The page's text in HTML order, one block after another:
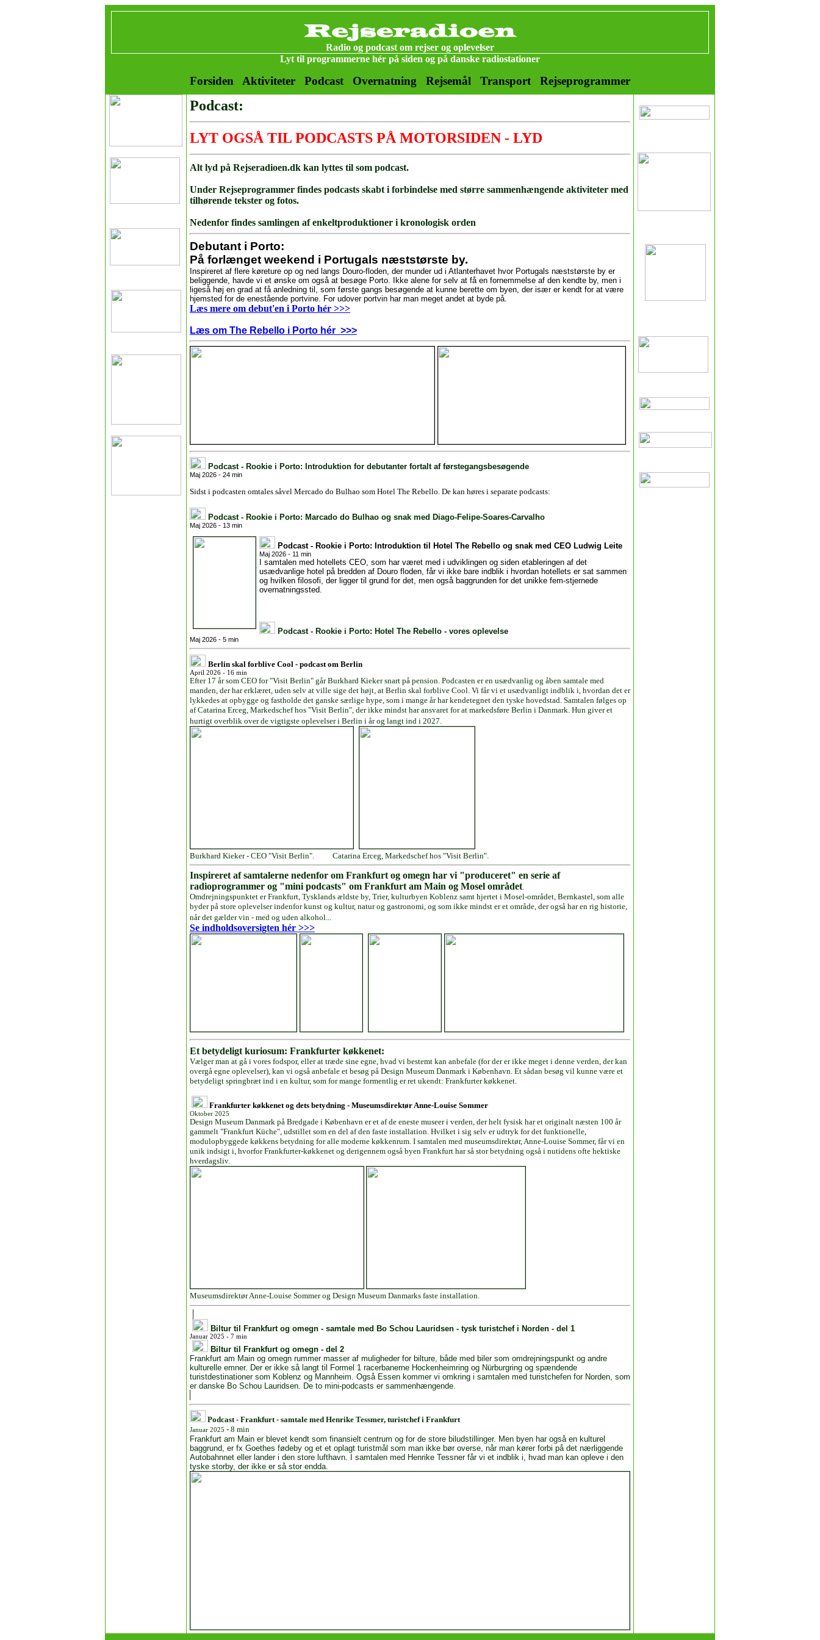
Radio og podcast om rejser og oplevelser
Lyt til programmerne hér på siden og på danske radiostationer
Forsiden Aktiviteter Podcast Overnatning Rejsemål Transport Rejseprogrammer
Podcast:
LYT OGSÅ TIL PODCASTS PÅ MOTORSIDEN - LYD
Alt lyd på Rejseradioen.dk kan lyttes til som podcast.
Under Rejseprogrammer findes podcasts skabt i forbindelse med større sammenhængende aktiviteter med
tilhørende tekster og fotos.
Nedenfor findes samlingen af enkeltproduktioner i kronologisk orden
Debutant i Porto:
På forlænget weekend i Portugals næststørste by.
Inspireret af flere køreture op og ned langs Douro-floden, der munder ud i Atlanterhavet hvor Portugals næststørste by er
beliggende, havde vi et ønske om også at besøge Porto. Ikke alene for selv at få en fornemmelse af den kendte by, men i
ligeså høj en grad at få anledning til, som første gangs besøgende at kunne berette om byen, der især er kendt for at være
hjemsted for de enestående portvine. For udover portvin har man meget andet at byde på.
Læs mere om debut'en i Porto hér >>>
Læs om The Rebello i Porto hér >>>
Podcast - Rookie i Porto: Introduktion for debutanter fortalt af førstegangsbesøgende
Maj 2026 - 24 min
Sidst i podcasten omtales såvel Mercado do Bulhao som Hotel The Rebello. De kan høres i separate podcasts:
Podcast - Rookie i Porto: Marcado do Bulhao og snak med Diago-Felipe-Soares-Carvalho
Maj 2026 - 13 min
Podcast - Rookie i Porto: Introduktion til Hotel The Rebello og snak med CEO Ludwig Leite
Maj 2026 - 11 min
I samtalen med hotellets CEO, som har været med i udviklingen og siden etableringen af det
usædvanlige hotel på bredden af Douro floden, får vi ikke bare indblik i hvordan hotellets er sat sammen
og hvilken filosofi, der ligger til grund for det, men også baggrunden for det unikke fem-stjernede
overnatningssted.
Podcast - Rookie i Porto: Hotel The Rebello - vores oplevelse
Maj 2026 - 5 min
Berlin skal forblive Cool - podcast om Berlin
April 2026 - 16 min
Efter 17 år som CEO for "Visit Berlin" går Burkhard Kieker snart på pension. Podcasten er en usædvanlig og åben samtale med
manden, der har erklæret, uden selv at ville sige det højt, at Berlin skal forblive Cool. Vi får vi et usædvanligt indblik i, hvordan det er
lykkedes at opbygge og fastholde det ganske særlige hype, som i mange år har kendetegnet den tyske hovedstad. Samtalen følges op
af Catarina Erceg, Markedschef hos "Visit Berlin", der ikke mindst har ansvaret for at markedsføre Berlin i Danmark. Hun giver et
hurtigt overblik over de vigtigste oplevelser i Berlin i år og langt ind i 2027.
Burkhard Kieker - CEO "Visit Berlin". Catarina Erceg, Markedschef hos "Visit Berlin".
Inspireret af samtalerne nedenfor om Frankfurt og omegn har vi "produceret" en serie af
radioprogrammer og "mini podcasts" om Frankfurt am Main og Mosel området
Omdrejningspunktet er Frankfurt, Tysklands ældste by, Trier, kulturbyen Koblenz samt hjertet i Mosel-området, Bernkastel, som alle
byder på store oplevelser indenfor kunst og kultur, natur og gastronomi, og som ikke mindst er et område, der også har en rig historie,
når det gælder vin - med og uden alkohol...
Se indholdsoversigten hér >>>
Et betydeligt kuriosum: Frankfurter køkkenet:
Vælger man at gå i vores fodspor, eller at træde sine egne, hvad vi bestemt kan anbefale (for der er ikke meget i denne verden, der kan
overgå egne oplevelser), kan vi også anbefale et besøg på Design Museum Danmark i København. Et sådan besøg vil kunne være et
betydeligt springbræt ind i en kultur, som for mange formentlig er ret ukendt: Frankfurter køkkenet.
Frankfurter køkkenet og dets betydning - Museumsdirektør Anne-Louise Sommer
Oktober 2025
Design Museum Danmark på Bredgade i København er et af de eneste museer i verden, der helt fysisk har et originalt næsten 100 år
gammelt "Frankfurt Küche", udstillet som en del af den faste installation. Hvilket i sig selv er udtryk for det funktionelle,
modulopbyggede køkkens betydning for alle moderne køkkenrum. I samtalen med museumsdirektør, Anne-Louise Sommer, får vi en
unik indsigt i, hvorfor Frankfurter-køkkenet og derigennem også byen Frankfurt har så stor betydning også i nutidens ofte hektiske
hverdagsliv.
Museumsdirektør Anne-Louise Sommer og Design Museum Danmarks faste installation.
Biltur til Frankfurt og omegn - samtale med Bo Schou Lauridsen - tysk turistchef i Norden - del 1
Januar 2025 - 7 min
Biltur til Frankfurt og omegn - del 2
Frankfurt am Main og omegn rummer masser af muligheder for bilture, både med biler som omdrejningspunkt og andre
kulturelle emner. Der er ikke så langt til Formel 1 racerbanerne Hockenheimring og Nürburgring og spændende
turistdestinationer som Koblenz og Mannheim. Også Essen kommer vi omkring i samtalen med turistchefen for Norden, som
er danske Bo Schou Lauridsen. De to mini-podcasts er sammenhængende.
Podcast - Frankfurt - samtale med Henrike Tessmer, turistchef i Frankfurt
Januar 2025 - 8 min
Frankfurt am Main er blevet kendt som finansielt centrum og for de store biludstillinger. Men byen har også en kulturel
baggrund, er fx Goethes fødeby og et et oplagt turistmål som man ikke bør overse, når man kører forbi på det nærliggende
Autobahnnet eller lander i den store lufthavn. I samtalen med Henrike Tessner får vi et indblik i, hvad man kan opleve i den
tyske storby, der ikke er så stor endda.